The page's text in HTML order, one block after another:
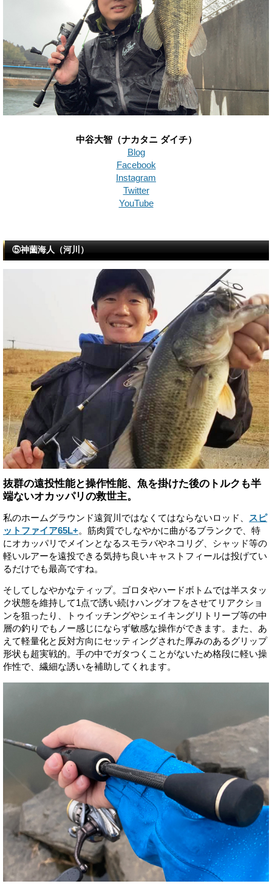
中谷大智（ナカタニ ダイチ）
Blog
Facebook
Instagram
Twitter
YouTube
⑤神薗海人（河川）
抜群の遠投性能と操作性能、魚を掛けた後のトルクも半
端ないオカッパリの救世主。
私のホームグラウンド遠賀川ではなくてはならないロッド、
スピ
ットファイア65L+。筋肉質でしなやかに曲がるブランクで、特
にオカッパリでメインとなるスモラバやネコリグ、シャッド等の
軽いルアーを遠投できる気持ち良いキャストフィールは投げてい
るだけでも最高ですね。
そしてしなやかなティップ。ゴロタやハードボトムでは半スタッ
ク状態を維持して1点で誘い続けハングオフをさせてリアクショ
ンを狙ったり、トゥイッチングやシェイキングリトリーブ等の中
層の釣りでもノー感じにならず敏感な操作ができます。また、あ
えて軽量化と反対方向にセッティングされた厚みのあるグリップ
形状も超実戦的。手の中でガタつくことがないため格段に軽い操
作性で、繊細な誘いを補助してくれます。